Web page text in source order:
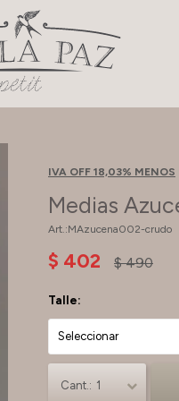
IVA OFF 18,03% MENOS
Medias
MAzucena002-crudo
$ 402 $ 490
Talle:
1